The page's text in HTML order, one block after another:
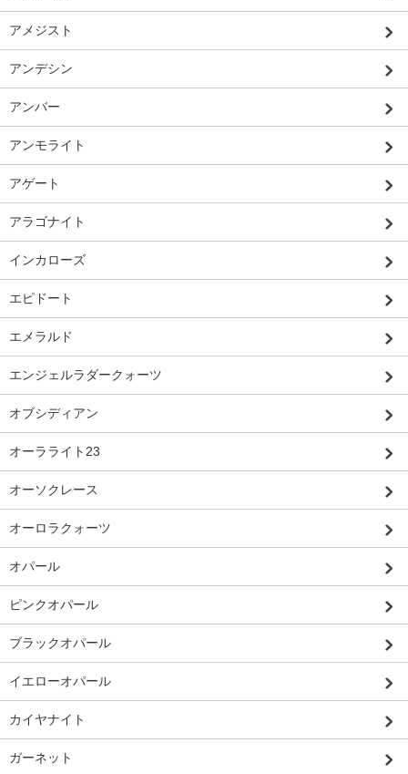
アメジスト
アンデシン
アンバー
アンモライト
アゲート
アラゴナイト
インカローズ
エピドート
エメラルド
エンジェルラダークォーツ
オブシディアン
オーラライト23
オーソクレース
オーロラクォーツ
オパール
ピンクオパール
ブラックオパール
イエローオパール
カイヤナイト
ガーネット